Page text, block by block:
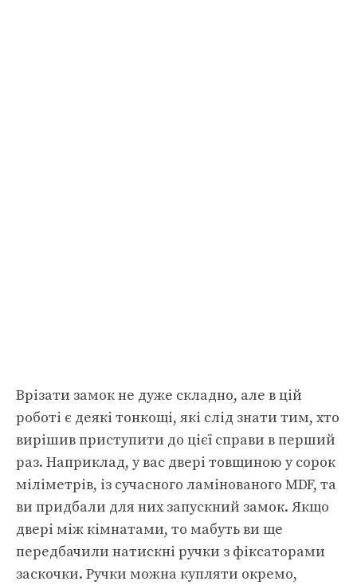
Врізати замок не дуже складно, але в цій
роботі є деякі тонкощі, які слід знати тим, хто
вирішив приступити до цієї справи в перший
раз. Наприклад, у вас двері товщиною у сорок
міліметрів, із сучасного ламінованого MDF, та
ви придбали для них запускний замок. Якщо
двері між кімнатами, то мабуть ви ще
передбачили натискні ручки з фіксаторами
заскочки. Ручки можна купляти окремо,